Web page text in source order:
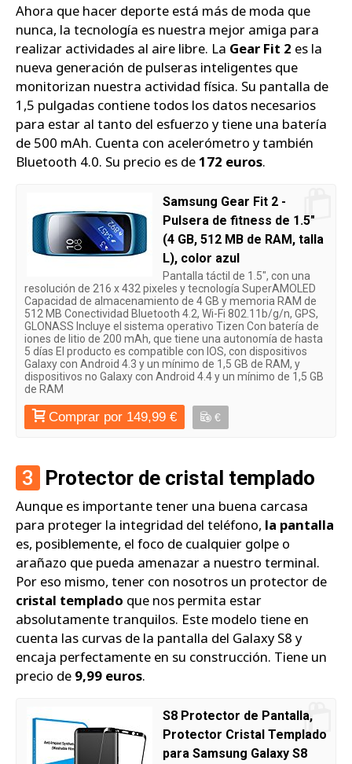
Ahora que hacer deporte está más de moda que
nunca, la tecnología es nuestra mejor amiga para
realizar actividades al aire libre. La Gear Fit 2 es la
nueva generación de pulseras inteligentes que
monitorizan nuestra actividad física. Su pantalla de
1,5 pulgadas contiene todos los datos necesarios
para estar al tanto del esfuerzo y tiene una batería
de 500 mAh. Cuenta con acelerómetro y también
Bluetooth 4.0. Su precio es de172 euros.
Samsung Gear Fit 2 -
Pulsera de fitness de 1.5"
(4 GB, 512 MB de RAM, talla
L), color azul
Pantalla táctil de 1.5", con una
resolución de 216 x 432 pixeles y tecnología SuperAMOLED
Capacidad de almacenamiento de 4 GB y memoria RAM de
512 MB Conectividad Bluetooth 4.2, Wi-Fi 802.11b/g/n, GPS,
GLONASS Incluye el sistema operativo Tizen Con batería de
iones de litio de 200 mAh, que tiene una autonomía de hasta
5 días El producto es compatible con IOS, con dispositivos
Galaxy con Android 4.3 y un mínimo de 1,5 GB de RAM, y
dispositivos no Galaxy con Android 4.4 y un mínimo de 1,5 GB
de RAM
Comprar por 149,99 € €
3 Protector de cristal templado
Aunque es importante tener una buena carcasa
para proteger la integridad del teléfono, la pantalla
es, posiblemente, el foco de cualquier golpe o
arañazo que pueda amenazar a nuestro terminal.
Por eso mismo, tener con nosotros un protector de
cristal templado que nos permita estar
absolutamente tranquilos. Este modelo tiene en
cuenta las curvas de la pantalla del Galaxy S8 y
encaja perfectamente en su construcción. Tiene un
precio de 9,99 euros.
S8 Protector de Pantalla,
Protector Cristal Templado
para Samsung Galaxy S8